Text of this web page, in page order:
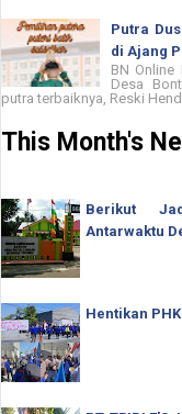
Putra
di Ajang
BN
Desa
putra terbaiknya, Reski
This Month's
Berikut
Antarwaktu
Hentikan